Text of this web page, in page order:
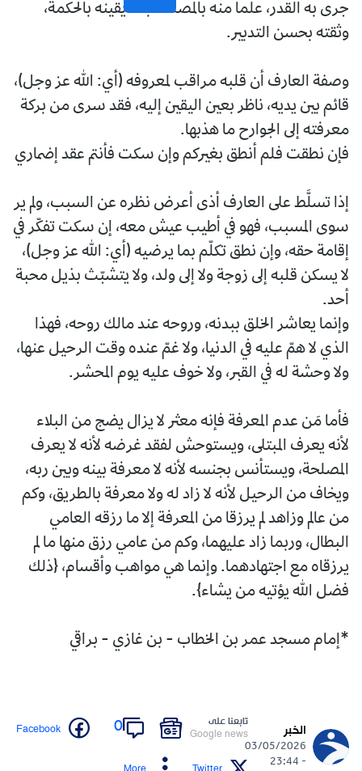
جرى به القدر، علما منه بالمصلحة بعد يقينه بالحكمة،
وثقته بحسن التدبير.
وصفة العارف أن قلبه مراقب لمعروفه (أي: الله عز وجل)،
قائم بين يديه، ناظر بعين اليقين إليه، فقد سرى من بركة
معرفته إلى الجوارح ما هذبها.
فإن نطقت فلم أنطق بغيركم وإن سكت فأنتم عقد إضماري
إذا تسلَّط على العارف أذى أعرض نظره عن السبب، ولم ير
سوى المسبب، فهو في أطيب عيش معه، إن سكت تفكّر في
إقامة حقه، وإن نطق تكلّم بما يرضيه (أي: الله عز وجل)،
لا يسكن قلبه إلى زوجة ولا إلى ولد، ولا يتشبّث بذيل محبة
أحد.
وإنما يعاشر الخلق ببدنه، وروحه عند مالك روحه، فهذا
الذي لا همّ عليه في الدنيا، ولا غمّ عنده وقت الرحيل عنها،
ولا وحشة له في القبر، ولا خوف عليه يوم المحشر.
فأما مَن عدم المعرفة فإنه معثر لا يزال يضج من البلاء
لأنه يعرف المبتلى، ويستوحش لفقد غرضه لأنه لا يعرف
المصلحة، ويستأنس بجنسه لأنه لا معرفة بينه وبين ربه،
ويخاف من الرحيل لأنه لا زاد له ولا معرفة بالطريق، وكم
من عالم وزاهد لم يرزقا من المعرفة إلا ما رزقه العامي
البطال، وربما زاد عليهما، وكم من عامي رزق منها ما لم
يرزقاه مع اجتهادهما. وإنما هي مواهب وأقسام، {ذلك
فضل الله يؤتيه من يشاء}.
*إمام مسجد عمر بن الخطاب - بن غازي - براقي
الخبر
03/05/2026
- 23:44
تابعنا على
Google news
0
Facebook